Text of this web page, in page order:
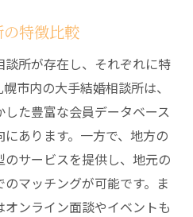
方で失敗しないためのポ
理想のパートナーと出会
する前に準備すること
像を明確にする方法
回面談の流れ
特徴比較
所が存在し、それぞれに特
市内の大手結婚相談所は、
た豊富な会員データベース
あります。一方で、地方の
サービスを提供し、地元の
マッチングが可能です。ま
ンライン面談やイベントも